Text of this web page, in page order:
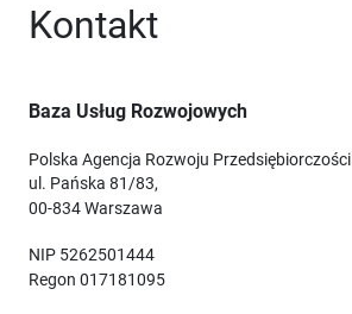
Kontakt
Baza Usług Rozwojowych
Polska Agencja Rozwoju Przedsiębiorczości
ul. Pańska 81/83,
00-834 Warszawa
NIP 5262501444
Regon 017181095